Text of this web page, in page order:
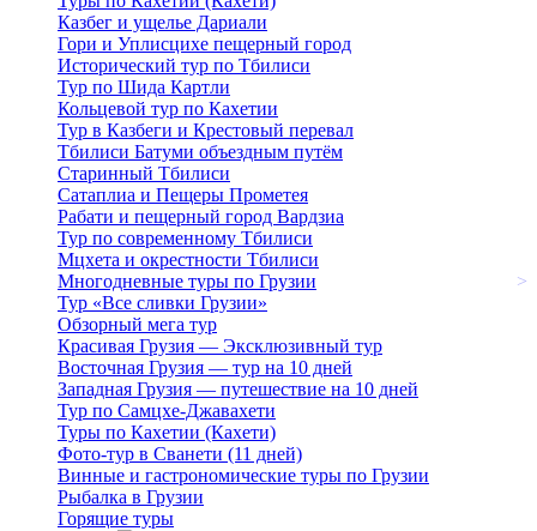
Казбег и ущелье Дариали
Гори и Уплисцихе пещерный город
Исторический тур по Тбилиси
Тур по Шида Картли
Кольцевой тур по Кахетии
Тур в Казбеги и Крестовый перевал
Тбилиси Батуми объездным путём
Старинный Тбилиси
Сатаплиа и Пещеры Прометея
Рабати и пещерный город Вардзиа
Тур по современному Тбилиси
Мцхета и окрестности Тбилиси
Многодневные туры по Грузии
>
Тур «Все сливки Грузии»
Обзорный мега тур
Красивая Грузия — Эксклюзивный тур
Восточная Грузия — тур на 10 дней
Западная Грузия — путешествие на 10 дней
Тур по Самцхе-Джавахети
Туры по Кахетии (Кахети)
Фото-тур в Сванети (11 дней)
Винные и гастрономические туры по Грузии
Рыбалка в Грузии
Горящие туры